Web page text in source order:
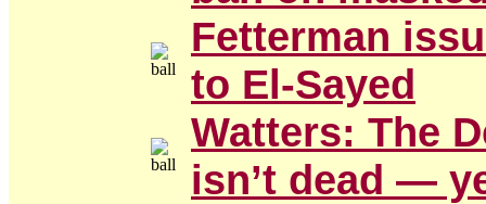
Fetterman
to El-Sayed
Watters: The
isn’t dead —